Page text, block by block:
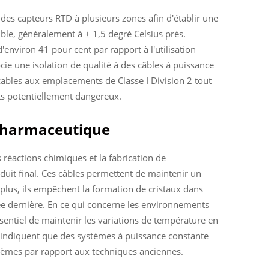
capteurs RTD à plusieurs zones afin d'établir une
généralement à ± 1,5 degré Celsius près.
41 pour cent par rapport à l'utilisation
une isolation de qualité à des câbles à puissance
aux emplacements de Classe I Division 2 tout
potentiellement dangereux.
réactions chimiques et la fabrication de
final. Ces câbles permettent de maintenir un
ils empêchent la formation de cristaux dans
dernière. En ce qui concerne les environnements
de maintenir les variations de température en
que des systèmes à puissance constante
par rapport aux techniques anciennes.